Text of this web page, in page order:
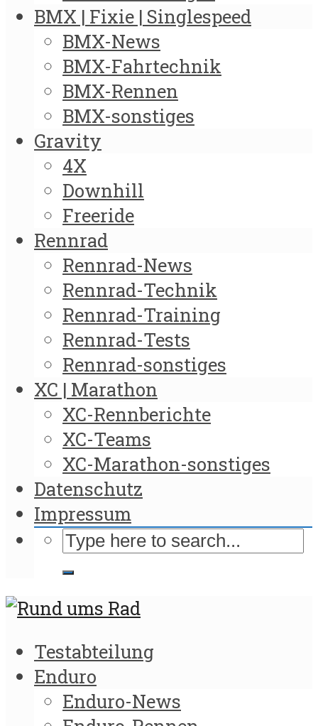
BMX | Fixie | Singlespeed
BMX-News
BMX-Fahrtechnik
BMX-Rennen
BMX-sonstiges
Gravity
4X
Downhill
Freeride
Rennrad
Rennrad-News
Rennrad-Technik
Rennrad-Training
Rennrad-Tests
Rennrad-sonstiges
XC | Marathon
XC-Rennberichte
XC-Teams
XC-Marathon-sonstiges
Datenschutz
Impressum
Testabteilung
Enduro
Enduro-News